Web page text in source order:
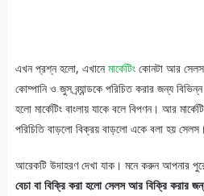
এখন প্রশ্ন হলো, এখানেমার্কেটিং কোনটা আর
কোম্পানি ও জুস ব্র্যান্ডকে পরিচিত করার জন্য
হলো মার্কেটিং বাংলায় যাকে বলে বিপণন। আর
পরিচিতি বাড়লো বিক্রয় বাড়লো একে বলা হয় সেলস।
আরেকটি উদাহরণ দেখা যাক। মনে করুন আপনার
বেচা বা বিক্রি করা হলো সেলস আর বিক্রি করার